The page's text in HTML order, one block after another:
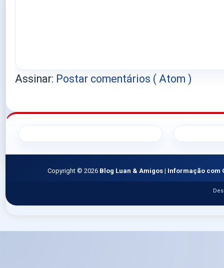
Assinar: Postar comentários ( Atom )
Copyright © 2026 Blog Luan & Amigos | Informação